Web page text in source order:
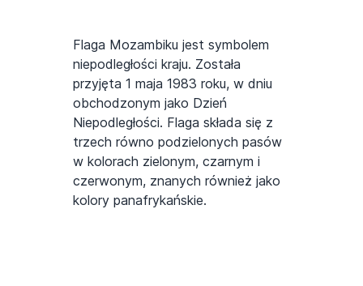
Flaga Mozambiku jest symbolem
niepodległości kraju. Została
przyjęta 1 maja 1983 roku, w dniu
obchodzonym jako Dzień
Niepodległości. Flaga składa się z
trzech równo podzielonych pasów
w kolorach zielonym, czarnym i
czerwonym, znanych również jako
kolory panafrykańskie.